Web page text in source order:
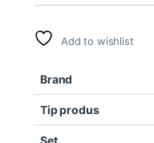
Add to wishlist
Brand
Tip produs
Set